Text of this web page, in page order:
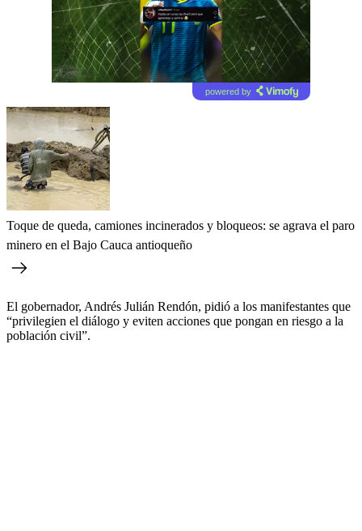
powered by
Toque de queda, camiones incinerados y bloqueos: se agrava el paro
minero en el Bajo Cauca antioqueño
El gobernador, Andrés Julián Rendón, pidió a los manifestantes que
“privilegien el diálogo y eviten acciones que pongan en riesgo a la
población civil”.